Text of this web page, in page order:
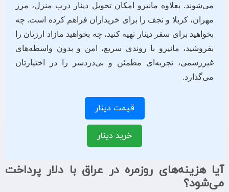
می‌شوند. بعلاوه مانیرو امکان تحویل دینار درب منزل، مرز
مهران، کربلا و نجف را برای خریداران فراهم کرده است. چه
بخواهید برای سفر دینار تهیه کنید، چه بخواهید مازاد ارزتان را
بفروشید، مانیرو با روندی سریع، امن و بدون واسطه‌های
غیررسمی، تجربه‌ای مطمئن و بی‌دردسر را در اختیارتان
می‌گذارد.
قیمت دینار
خرید دینار
آیا هزینه‌های روزمره در عراق با دلار پرداخت
می‌شود؟